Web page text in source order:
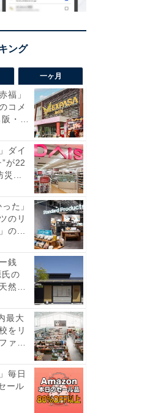
一ヶ月
福」
コメ
・
ダイ
が22
...
た」
のリ
の...
銭
の
然温
最大
をリ
ァ
毎日
ール